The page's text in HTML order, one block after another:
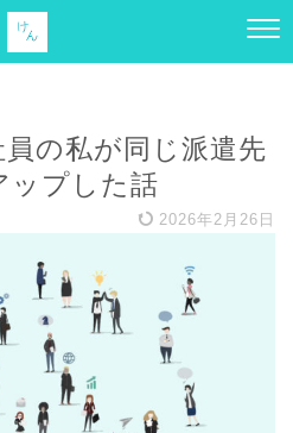
員の私が同じ派遣先
ップした話
2026年2月26日